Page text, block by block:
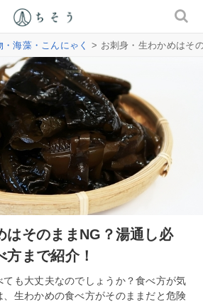
・海藻・こんにゃく > お刺身・生わかめはそ
はそのままNG？湯通し必
まで紹介！
も大丈夫なのでしょうか？食べ方が気
生わかめの食べ方がそのままだと危険